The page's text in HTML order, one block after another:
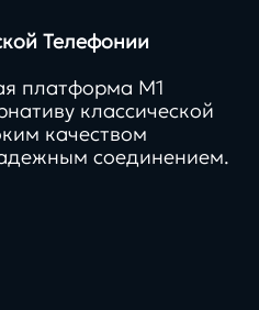
Телефонии
платформа М1
классической
качеством
соединением.